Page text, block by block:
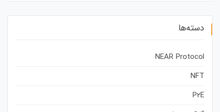
دسته‌ها
NEAR Protocol
NFT
P2E